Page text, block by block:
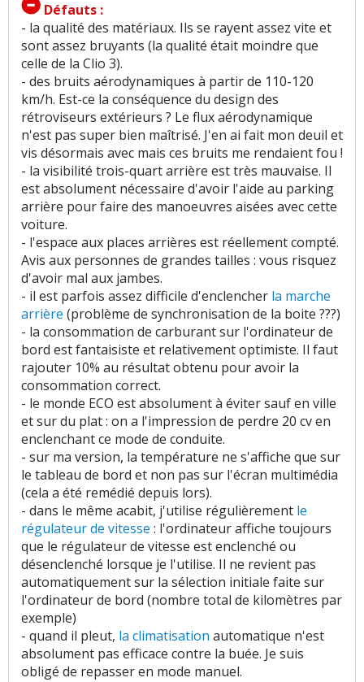
Défauts :
- la qualité des matériaux. Ils se rayent assez vite et
sont assez bruyants (la qualité était moindre que
celle de la Clio 3).
- des bruits aérodynamiques à partir de 110-120
km/h. Est-ce la conséquence du design des
rétroviseurs extérieurs ? Le flux aérodynamique
n'est pas super bien maîtrisé. J'en ai fait mon deuil et
vis désormais avec mais ces bruits me rendaient fou !
- la visibilité trois-quart arrière est très mauvaise. Il
est absolument nécessaire d'avoir l'aide au parking
arrière pour faire des manoeuvres aisées avec cette
voiture.
- l'espace aux places arrières est réellement compté.
Avis aux personnes de grandes tailles : vous risquez
d'avoir mal aux jambes.
- il est parfois assez difficile d'enclencher la marche
arrière (problème de synchronisation de la boite ???)
- la consommation de carburant sur l'ordinateur de
bord est fantaisiste et relativement optimiste. Il faut
rajouter 10% au résultat obtenu pour avoir la
consommation correct.
- le monde ECO est absolument à éviter sauf en ville
et sur du plat : on a l'impression de perdre 20 cv en
enclenchant ce mode de conduite.
- sur ma version, la température ne s'affiche que sur
le tableau de bord et non pas sur l'écran multimédia
(cela a été remédié depuis lors).
- dans le même acabit, j'utilise régulièrement le
régulateur de vitesse : l'ordinateur affiche toujours
que le régulateur de vitesse est enclenché ou
désenclenché lorsque je l'utilise. Il ne revient pas
automatiquement sur la sélection initiale faite sur
l'ordinateur de bord (nombre total de kilomètres par
exemple)
- quand il pleut, la climatisation automatique n'est
absolument pas efficace contre la buée. Je suis
obligé de repasser en mode manuel.